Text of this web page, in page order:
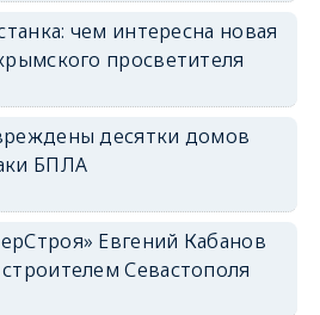
чем интересна новая
просветителя
десятки домов
БПЛА
Евгений Кабанов
Севастополя